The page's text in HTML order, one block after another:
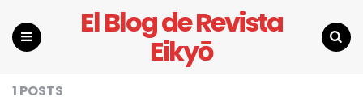
El Blog de Revista
Eikyō
1 POSTS